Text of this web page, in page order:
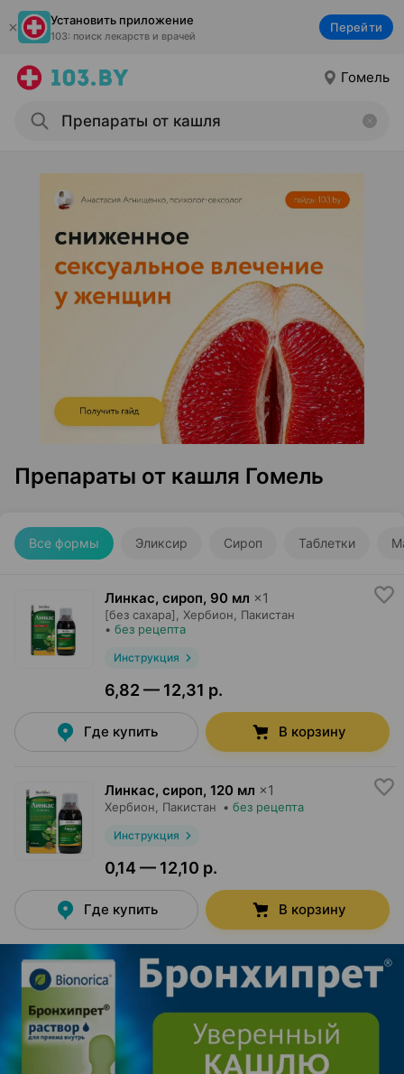
Установить приложение
103: поиск лекарств и врачей
Перейти
Гомель
Препараты от кашля Гомель
Все формы Эликсир Сироп Таблетки
Линкас, сироп, 90 мл ×1
[без сахара], Хербион , Пакистан
• без рецепта
Инструкция
6,82 — 12,31 р.
Где купить В корзину
Линкас, сироп, 120 мл ×1
Хербион , Пакистан • без рецепта
Инструкция
0,14 — 12,10 р.
Где купить В корзину